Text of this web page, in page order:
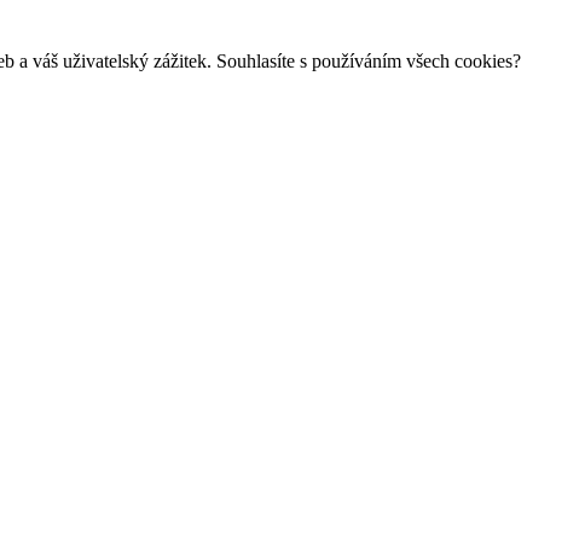
váš uživatelský zážitek. Souhlasíte s používáním všech cookies?